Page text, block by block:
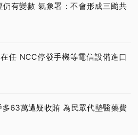
仍有變數 氣象署：不會形成三颱共
任 NCC停發手機等電信設備進口
63萬遭疑收賄 為民眾代墊醫藥費